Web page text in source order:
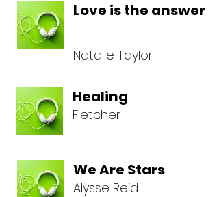
Love is the answer
Natalie Taylor
Healing
Fletcher
We Are Stars
Alysse Reid